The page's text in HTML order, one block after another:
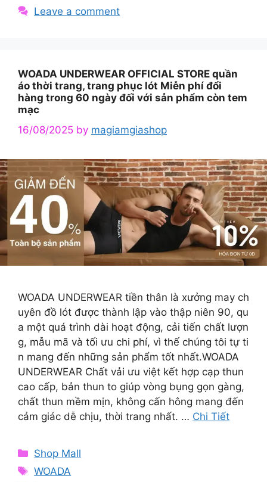
Leave a comment
WOADA UNDERWEAR OFFICIAL STORE quần
áo thời trang, trang phục lót Miễn phí đổi
hàng trong 60 ngày đối với sản phẩm còn tem
mạc
16/08/2025 by magiamgiashop
WOADA UNDERWEAR tiền thân là xưởng may ch
uyên đồ lót được thành lập vào thập niên 90, qu
a một quá trình dài hoạt động, cải tiến chất lượn
g, mẫu mã và tối ưu chi phí, vì thế chúng tôi tự ti
n mang đến những sản phẩm tốt nhất.WOADA
UNDERWEAR Chất vải ưu việt kết hợp cạp thun
cao cấp, bản thun to giúp vòng bụng gọn gàng,
chất thun mềm mịn, không cấn hông mang đến
cảm giác dễ chịu, thời trang nhất. … Chi Tiết
Categories
Shop Mall
Tags
WOADA